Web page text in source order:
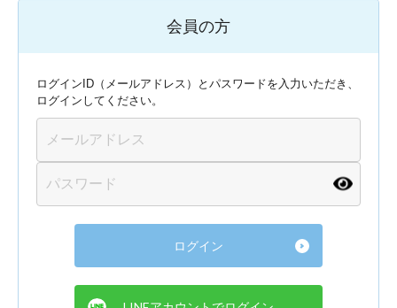
会員の方
ログインID（メールアドレス）とパスワードを入力いただき、
ログインしてください。